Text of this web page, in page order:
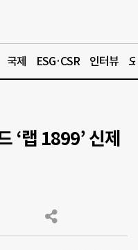
국제 ESG·CSR 인터뷰
‘랩 1899’ 신제